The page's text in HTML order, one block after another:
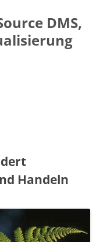
DMS,
Handeln